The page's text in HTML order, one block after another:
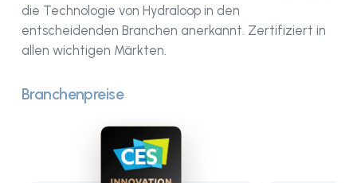
die Technologie von Hydraloop in den
entscheidenden Branchen anerkannt. Zertifiziert in
allen wichtigen Märkten.
Branchenpreise